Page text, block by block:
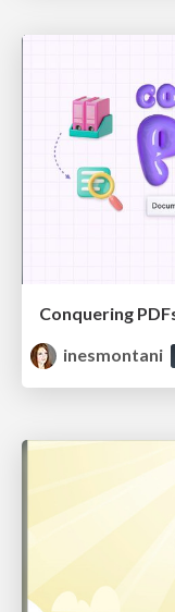
inesmontani